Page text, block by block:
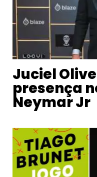
Juciel
presença
Neymar Jr